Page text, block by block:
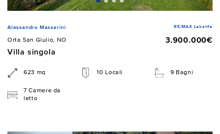
Alessandro Masserini RE/MAX Lakelife
Orta San Giulio, NO
3.900.000€
Villa singola
623 mq 10 Locali 9 Bagni
7 Camere da
letto